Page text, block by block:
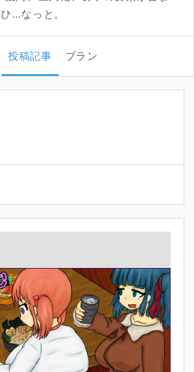
…なっと。
投稿記事 プラン